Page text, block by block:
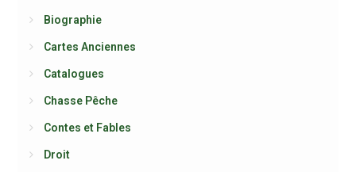
Biographie
Cartes Anciennes
Catalogues
Chasse Pêche
Contes et Fables
Droit